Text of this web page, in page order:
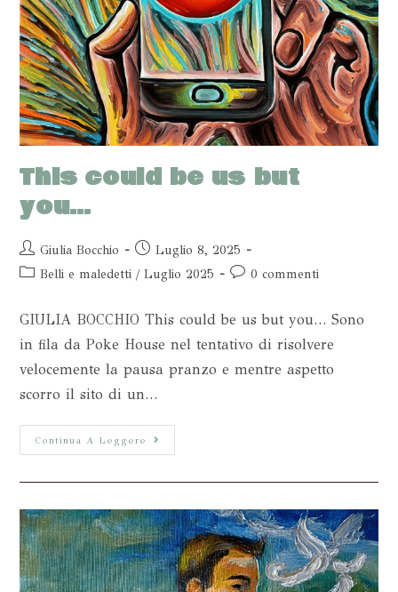
This could be us but
you…
Giulia Bocchio
Luglio 8, 2025
Belli e maledetti / Luglio 2025 0 commenti
GIULIA BOCCHIO This could be us but you… Sono
in fila da Poke House nel tentativo di risolvere
velocemente la pausa pranzo e mentre aspetto
scorro il sito di un…
Continua A Leggere